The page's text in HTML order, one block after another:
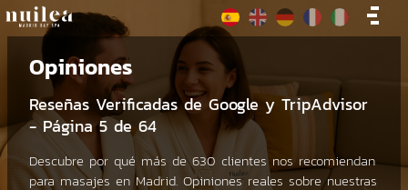
Opiniones
Reseñas Verificadas de Google y TripAdvisor
- Página 5 de 64
Descubre por qué más de 630 clientes nos recomiendan
para masajes en Madrid. Opiniones reales sobre nuestras